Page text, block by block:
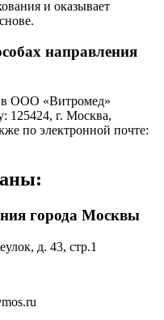
и оказывает
направления
ООО «Витромед»
125424, г. Москва,
по электронной почте:
города Москвы
д. 43, стр.1